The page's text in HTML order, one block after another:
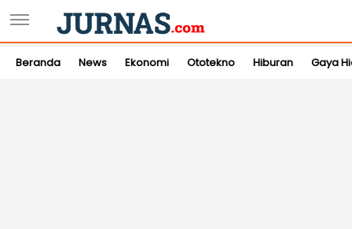
Beranda News Ekonomi Ototekno Hiburan Gaya